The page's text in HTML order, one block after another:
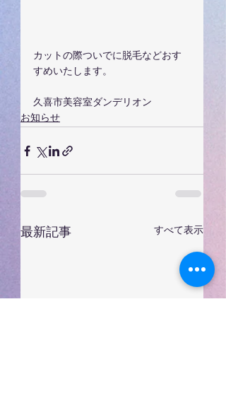
カットの際ついでに脱毛などおす
すめいたします。
久喜市美容室ダンデリオン
お知らせ
最新記事 すべて表示